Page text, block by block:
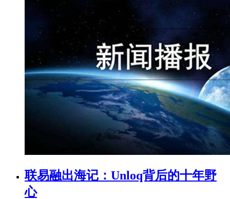
联易融出海记：Unloq背后的十年野
心